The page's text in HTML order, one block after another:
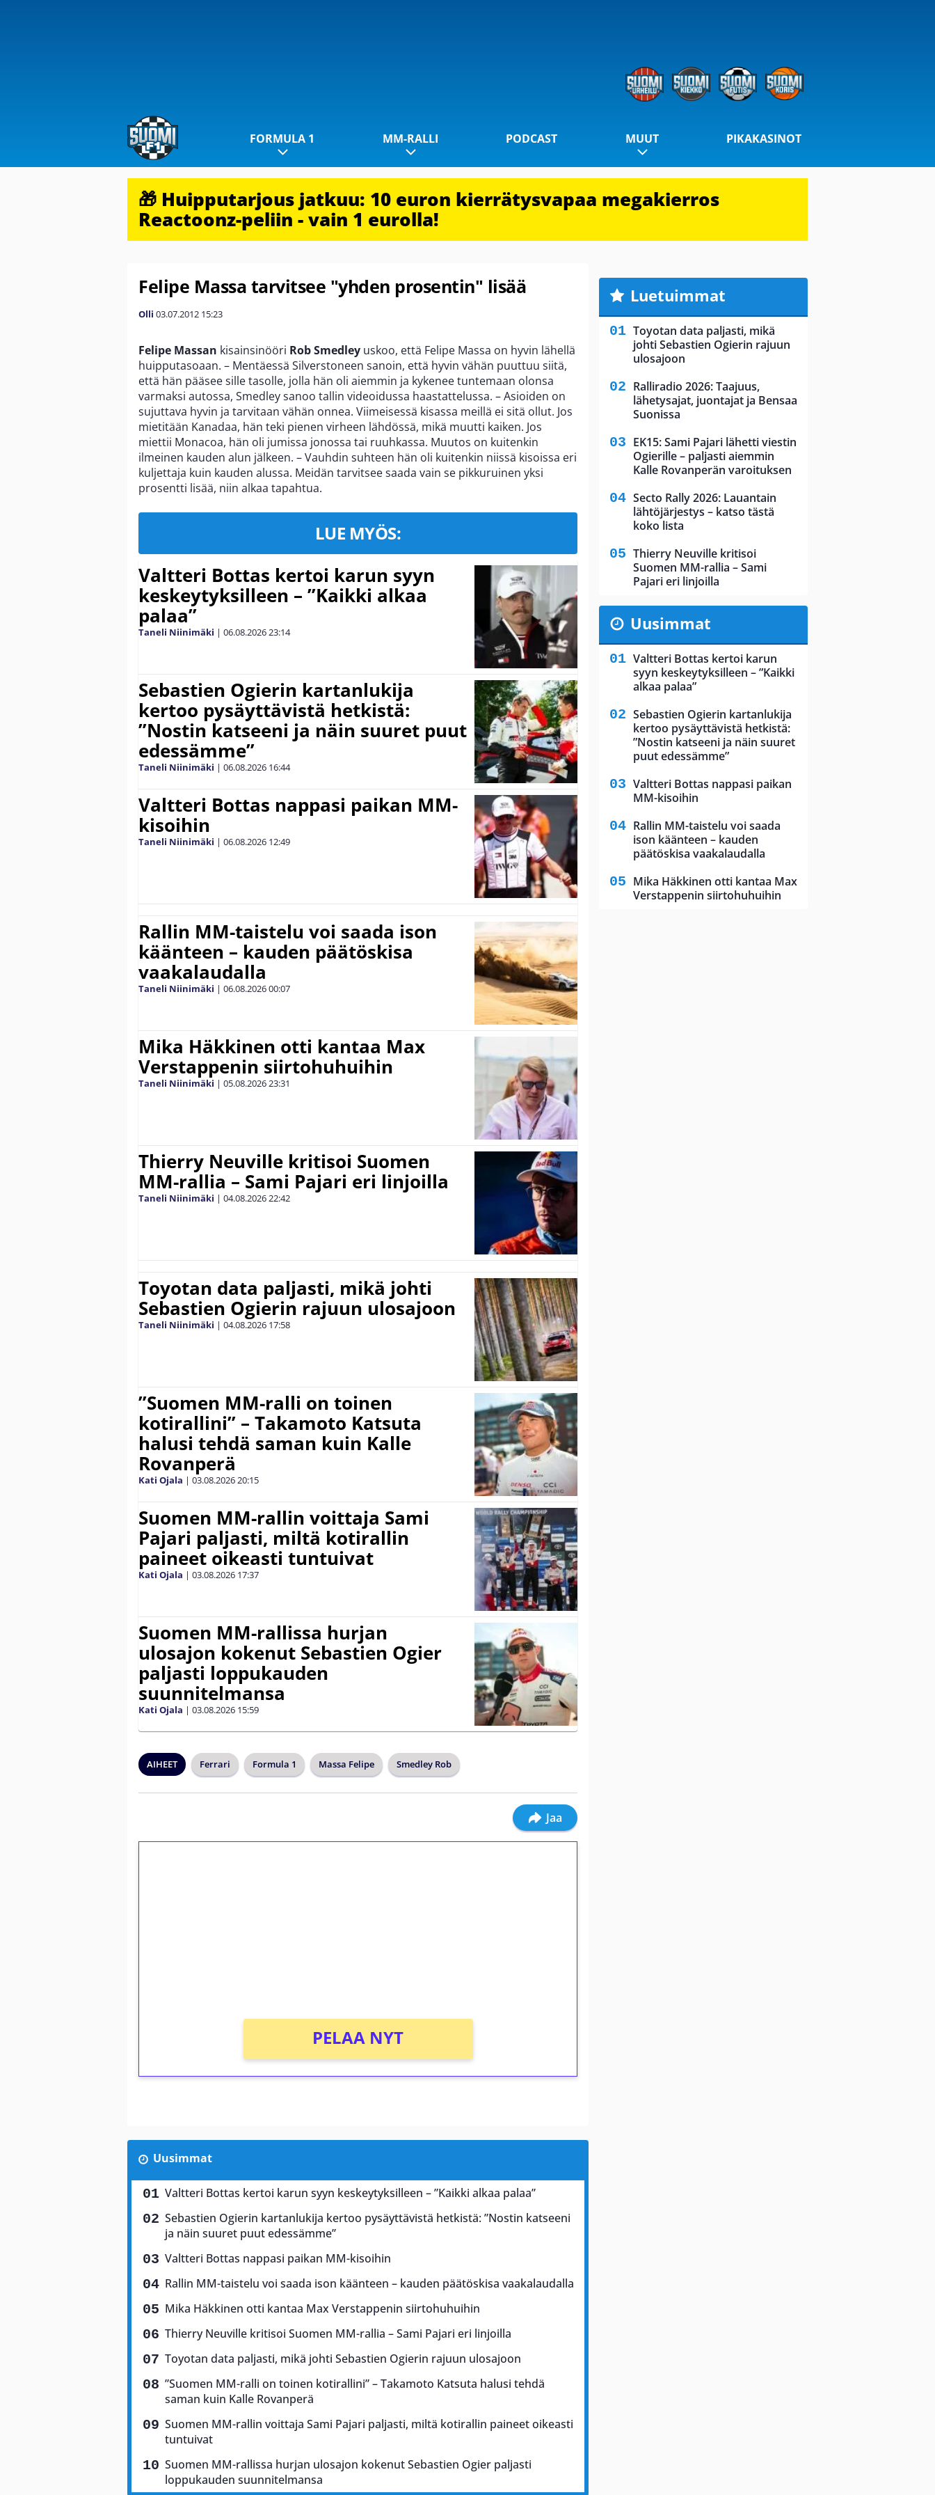
FORMULA 1 MM-RALLI PODCAST MUUT PIKAKASINOT
🎁 Huipputarjous jatkuu: 10 euron kierrätysvapaa megakierros
Reactoonz-peliin - vain 1 eurolla!
Felipe Massa tarvitsee "yhden prosentin" lisää
Olli 03.07.2012 15:23
Felipe Massan kisainsinööri Rob Smedley uskoo, että Felipe Massa on hyvin lähellä
huipputasoaan. – Mentäessä Silverstoneen sanoin, että hyvin vähän puuttuu siitä,
että hän pääsee sille tasolle, jolla hän oli aiemmin ja kykenee tuntemaan olonsa
varmaksi autossa, Smedley sanoo tallin videoidussa haastattelussa. – Asioiden on
sujuttava hyvin ja tarvitaan vähän onnea. Viimeisessä kisassa meillä ei sitä ollut. Jos
mietitään Kanadaa, hän teki pienen virheen lähdössä, mikä muutti kaiken. Jos
miettii Monacoa, hän oli jumissa jonossa tai ruuhkassa. Muutos on kuitenkin
ilmeinen kauden alun jälkeen. – Vauhdin suhteen hän oli kuitenkin niissä kisoissa eri
kuljettaja kuin kauden alussa. Meidän tarvitsee saada vain se pikkuruinen yksi
prosentti lisää, niin alkaa tapahtua.
LUE MYÖS:
Valtteri Bottas kertoi karun syyn
keskeytyksilleen – ”Kaikki alkaa
palaa”
Taneli Niinimäki | 06.08.202623:14
Sebastien Ogierin kartanlukija
kertoo pysäyttävistä hetkistä:
”Nostin katseeni ja näin suuret puut
edessämme”
Taneli Niinimäki | 06.08.2026 16:44
Valtteri Bottas nappasi paikan MM-
kisoihin
Taneli Niinimäki | 06.08.2026 12:49
Rallin MM-taistelu voi saada ison
käänteen – kauden päätöskisa
vaakalaudalla
Taneli Niinimäki | 06.08.202600:07
Mika Häkkinen otti kantaa Max
Verstappenin siirtohuhuihin
Taneli Niinimäki | 05.08.202623:31
Thierry Neuville kritisoi Suomen
MM-rallia – Sami Pajari eri linjoilla
Taneli Niinimäki | 04.08.202622:42
Toyotan data paljasti, mikä johti
Sebastien Ogierin rajuun ulosajoon
Taneli Niinimäki | 04.08.2026 17:58
”Suomen MM-ralli on toinen
kotirallini” – Takamoto Katsuta
halusi tehdä saman kuin Kalle
Rovanperä
Kati Ojala | 03.08.202620:15
Suomen MM-rallin voittaja Sami
Pajari paljasti, miltä kotirallin
paineet oikeasti tuntuivat
Kati Ojala | 03.08.2026 17:37
Suomen MM-rallissa hurjan
ulosajon kokenut Sebastien Ogier
paljasti loppukauden
suunnitelmansa
Kati Ojala | 03.08.2026 15:59
AIHEET Ferrari Formula 1 Massa Felipe Smedley Rob
Jaa
PELAA NYT
Uusimmat
Valtteri Bottas kertoi karun syyn keskeytyksilleen – ”Kaikki alkaa palaa”
Sebastien Ogierin kartanlukija kertoo pysäyttävistä hetkistä: ”Nostin katseeni
ja näin suuret puut edessämme”
Valtteri Bottas nappasi paikan MM-kisoihin
Rallin MM-taistelu voi saada ison käänteen – kauden päätöskisa vaakalaudalla
Mika Häkkinen otti kantaa Max Verstappenin siirtohuhuihin
Thierry Neuville kritisoi Suomen MM-rallia – Sami Pajari eri linjoilla
Toyotan data paljasti, mikä johti Sebastien Ogierin rajuun ulosajoon
”Suomen MM-ralli on toinen kotirallini” – Takamoto Katsuta halusi tehdä
saman kuin Kalle Rovanperä
Suomen MM-rallin voittaja Sami Pajari paljasti, miltä kotirallin paineet oikeasti
tuntuivat
Suomen MM-rallissa hurjan ulosajon kokenut Sebastien Ogier paljasti
loppukauden suunnitelmansa
Luetuimmat
Toyotan data paljasti, mikä
johti Sebastien Ogierin rajuun
ulosajoon
Ralliradio 2026: Taajuus,
lähetysajat, juontajat ja Bensaa
Suonissa
EK15: Sami Pajari lähetti viestin
Ogierille – paljasti aiemmin
Kalle Rovanperän varoituksen
Secto Rally 2026: Lauantain
lähtöjärjestys – katso tästä
koko lista
Thierry Neuville kritisoi
Suomen MM-rallia – Sami
Pajari eri linjoilla
Uusimmat
Valtteri Bottas kertoi karun
syyn keskeytyksilleen – ”Kaikki
alkaa palaa”
Sebastien Ogierin kartanlukija
kertoo pysäyttävistä hetkistä:
”Nostin katseeni ja näin suuret
puut edessämme”
Valtteri Bottas nappasi paikan
MM-kisoihin
Rallin MM-taistelu voi saada
ison käänteen – kauden
päätöskisa vaakalaudalla
Mika Häkkinen otti kantaa Max
Verstappenin siirtohuhuihin